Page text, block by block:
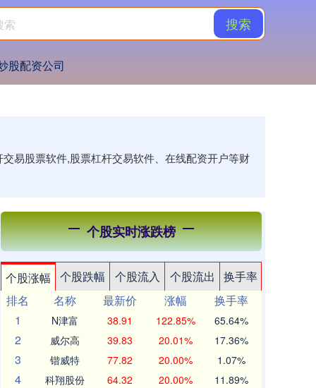
搜索
股配资公司
易股票软件,股票杠杆交易软件、在线配资开户等财
个股实时涨跌榜
个股涨幅 个股跌幅 个股流入 个股流出
换手率
排名
名称 最新价 涨幅
换手率
1
N津富 38.91 122.85% 65.64%
2 威尔高 39.83 20.01% 17.36%
3 锴威特 77.82 20.00% 1.07%
4 科翔股份 64.32 20.00% 11.89%